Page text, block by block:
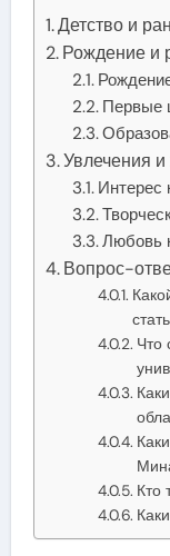
Детство и
Рождение и
Первые
Увлечения и
Интерес
Любовь
Вопрос-
Что
Кто